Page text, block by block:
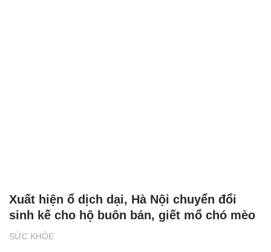
SỨC KHỎE
Xuất hiện ổ dịch dại, Hà Nội chuyển đổi
sinh kế cho hộ buôn bán, giết mổ chó mèo